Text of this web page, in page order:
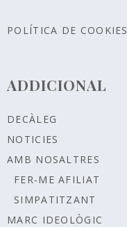
POLÍTICA DE COOKIES
ADDICIONAL
DECÀLEG
NOTICIES
AMB NOSALTRES
FER-ME AFILIAT
SIMPATITZANT
MARC IDEOLÒGIC